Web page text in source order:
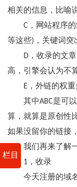
栏目
相关的信息，比喻
C，网站程序的
等这些)，关键词突
D，收录的文章
高，引擎会认为不
E，外链的权重
其中ABC是可以
算，就算是原创性
如果没留你的链接
我们再来了解一
1，收录
今天注册的域名